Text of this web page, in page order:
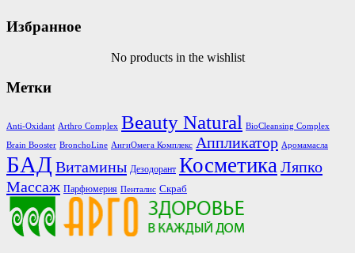
Избранное
No products in the wishlist
Метки
Anti-Oxidant Arthro Complex Beauty Natural BioCleansing Complex
Brain Booster BronchoLine АнгиОмега Комплекс Аппликатор Аромамасла
БАД Витамины Дезодорант Косметика Ляпко
Массаж Парфюмерия Пенталис Скраб